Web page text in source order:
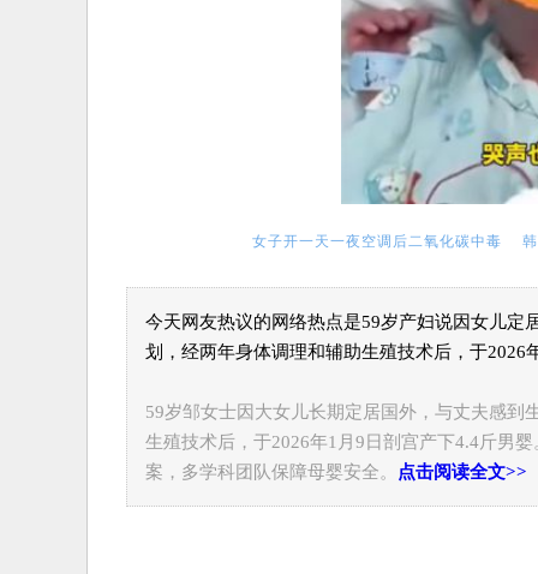
女子开一天一夜空调后二氧化碳中毒
今天网友热议的网络热点是59岁产妇说因女儿定
划，经两年身体调理和辅助生殖技术后，于2026
59岁邹女士因大女儿长期定居国外，与丈夫感到
生殖技术后，于2026年1月9日剖宫产下4.4斤男
案，多学科团队保障母婴安全。
点击阅读全文>>